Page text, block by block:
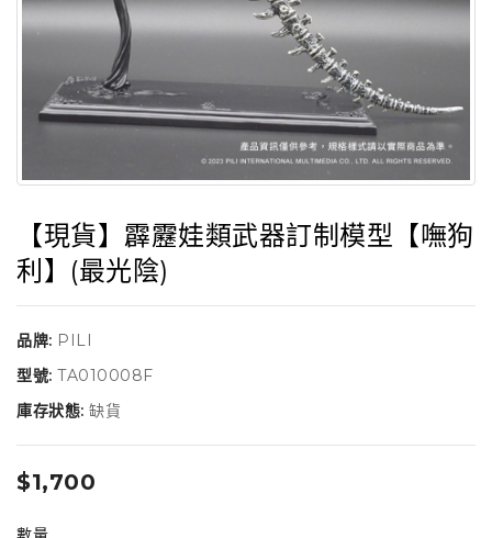
【現貨】霹靂娃類武器訂制模型【嘸狗
利】(最光陰)
品牌: PILI
型號: TA010008F
庫存狀態: 缺貨
$1,700